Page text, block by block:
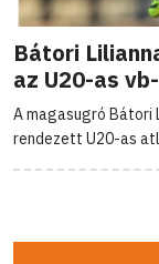
Bátori
az U20-as
A magasugró Bátori
rendezett U20-as